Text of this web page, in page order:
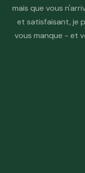
mais que vous
et satisfaisant, je
vous manque - et